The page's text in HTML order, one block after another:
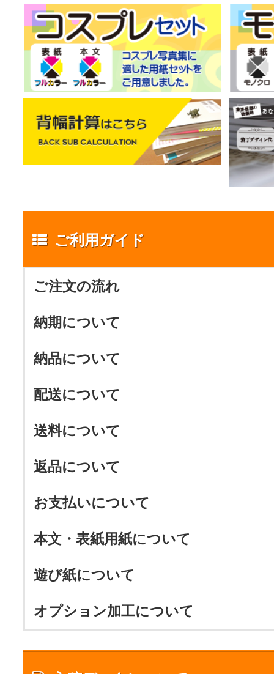
ご利用ガイド
ご注文の流れ
納期について
納品について
配送について
送料について
返品について
お支払いについて
本文・表紙用紙について
遊び紙について
オプション加工について